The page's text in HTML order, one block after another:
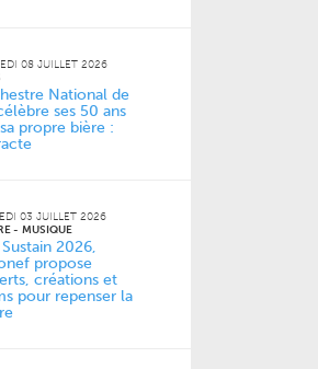
08 JUILLET 2026
National de
ses 50 ans
propre bière :
03 JUILLET 2026
MUSIQUE
2026,
propose
créations et
pour repenser la